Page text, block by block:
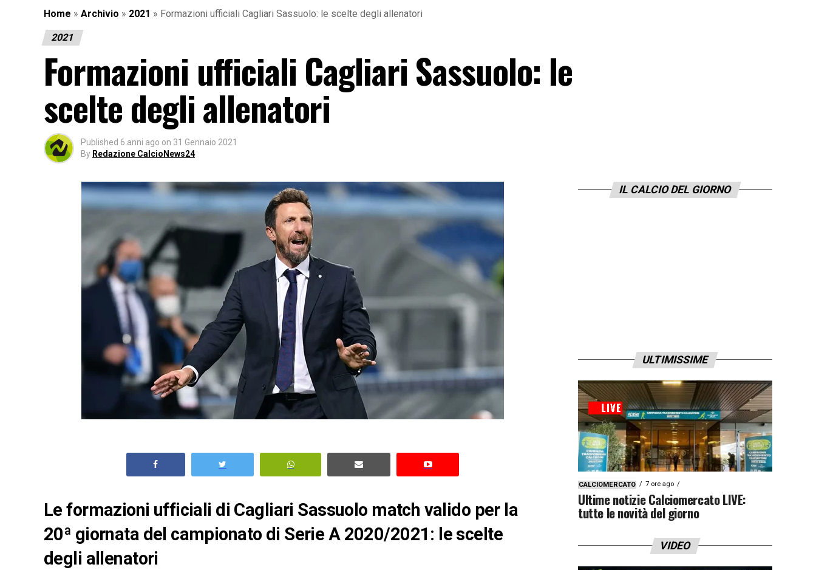
Home » Archivio » 2021 » Formazioni ufficiali Cagliari Sassuolo: le scelte degli allenatori
2021
Formazioni ufficiali Cagliari Sassuolo: le
scelte degli allenatori
Published 6 anni ago on 31 Gennaio 2021
By Redazione CalcioNews24
Le formazioni ufficiali di Cagliari Sassuolo match valido per la
20ª giornata del campionato di Serie A 2020/2021: le scelte
degli allenatori
IL CALCIO DEL GIORNO
ULTIMISSIME
CALCIOMERCATO 7 ore ago
Ultime notizie Calciomercato LIVE:
tutte le novità del giorno
VIDEO